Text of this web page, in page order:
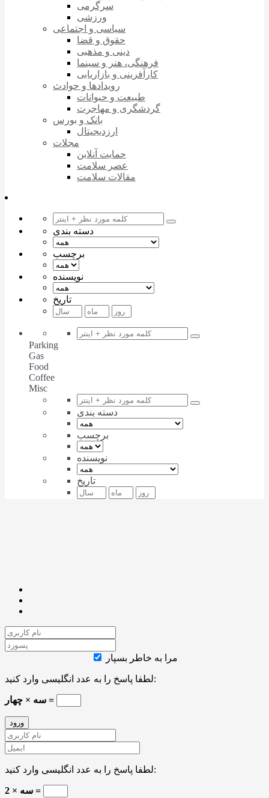
سرگرمی
ورزشی
سیاسی و اجتماعی
حقوق و قضا
دینی و مذهبی
فرهنگی، هنر و سینما
کارآفرینی و بازاریابی
رویدادها و حوادث
طبیعت و حیوانات
گردشگری و مهاجرت
بانک و بورس
ارزدیجیتال
مجلات
حمایت آنلاین
عصر سلامت
مقالات سلامت
دسته بندی
برچسب
نویسنده
تاریخ
Parking
Gas
Food
Coffee
Misc
دسته بندی
برچسب
نویسنده
تاریخ
مرا به خاطر بسپار
لطفا پاسخ را به عدد انگلیسی وارد کنید:
سه × چهار =
لطفا پاسخ را به عدد انگلیسی وارد کنید:
سه × 2 =